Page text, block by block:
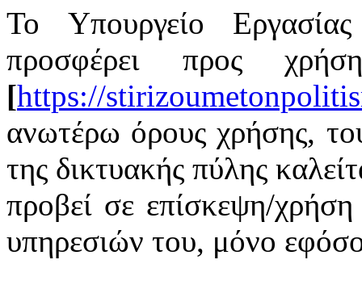
Το Υπουργείο
προσφέρει προς
[https://
ανωτέρω όρους χρήσης,
της δικτυακής πύλης
προβεί σε επίσκεψη/
υπηρεσιών του, μόνο